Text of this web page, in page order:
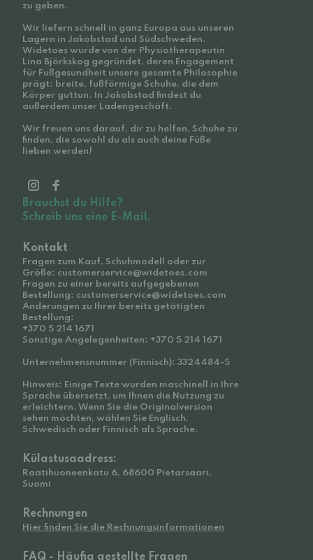
zu geben.
Wir liefern schnell in ganz Europa aus unseren
Lagern in Jakobstad und Südschweden.
Widetoes wurde von der Physiotherapeutin
Lina Björkskog gegründet, deren Engagement
für Fußgesundheit unsere gesamte Philosophie
prägt: breite, fußförmige Schuhe, die dem
Körper guttun. In Jakobstad findest du
außerdem unser Ladengeschäft.
Wir freuen uns darauf, dir zu helfen, Schuhe zu
finden, die sowohl du als auch deine Füße
lieben werden!
Brauchst du Hilfe?
Schreib uns eine E-Mail.
Kontakt
Fragen zum Kauf, Schuhmodell oder zur
Größe: customerservice@widetoes.com
Fragen zu einer bereits aufgegebenen
Bestellung: customerservice@widetoes.com
Änderungen zu Ihrer bereits getätigten
Bestellung:
+370 5 214 1671
Sonstige Angelegenheiten: +370 5 214 1671
Unternehmensnummer (Finnisch): 3324484-5
Hinweis: Einige Texte wurden maschinell in Ihre
Sprache übersetzt, um Ihnen die Nutzung zu
erleichtern. Wenn Sie die Originalversion
sehen möchten, wählen Sie Englisch,
Schwedisch oder Finnisch als Sprache.
Külastusaadress:
Raatihuoneenkatu 6, 68600 Pietarsaari,
Suomi
Rechnungen
Hier finden Sie die Rechnungsinformationen
FAQ - Häufig gestellte Fragen